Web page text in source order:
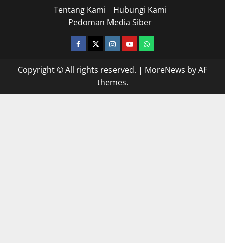
Tentang Kami
Hubungi Kami
Pedoman Media Siber
facebooktwitterinstagram.com
youtubewhatsapp
Copyright © All rights reserved. | MoreNews by AF
themes.